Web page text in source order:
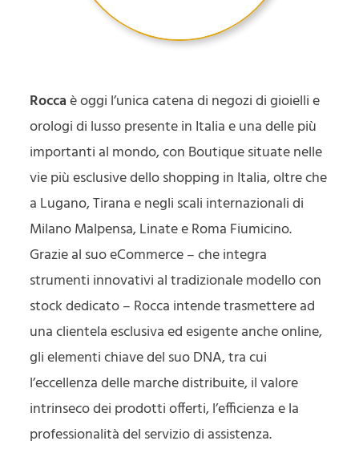
Roccaè oggi l’unica catena di negozi di gioielli e
orologi di lusso presente in Italia e una delle più
importanti al mondo, con Boutique situate nelle
vie più esclusive dello shopping in Italia, oltre che
a Lugano, Tirana e negli scali internazionali di
Milano Malpensa, Linate e Roma Fiumicino.
Grazie al suo eCommerce – che integra
strumenti innovativi al tradizionale modello con
stock dedicato – Rocca intende trasmettere ad
una clientela esclusiva ed esigente anche online,
gli elementi chiave del suo DNA, tra cui
l’eccellenza delle marche distribuite, il valore
intrinseco dei prodotti offerti, l’efficienza e la
professionalità del servizio di assistenza.